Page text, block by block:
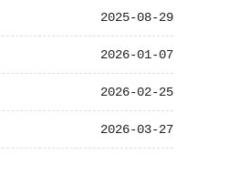
2025-08-29
2026-01-07
2026-02-25
2026-03-27